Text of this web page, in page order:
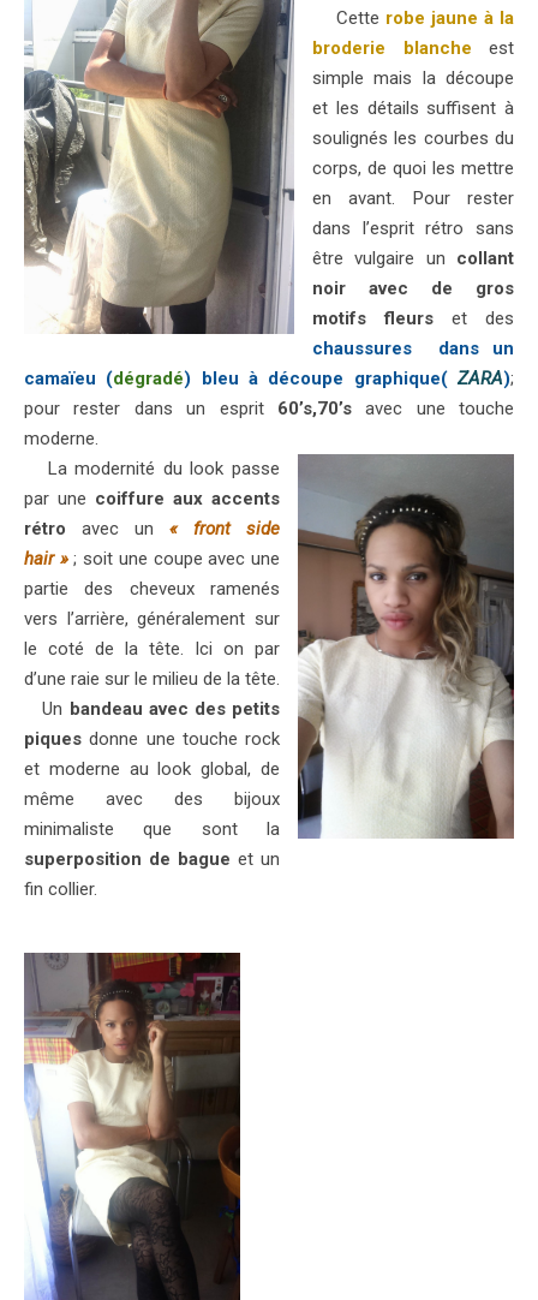
Cette robe jaune à la
broderie blanche est
simple mais la découpe
et les détails suffisent à
soulignés les courbes du
corps, de quoi les mettre
en avant. Pour rester
dans l’esprit rétro sans
être vulgaire un collant
noir avec de gros
motifs fleurs et des
chaussures dans un
camaïeu (dégradé) bleu à découpe graphique(ZARA);
pour rester dans un esprit 60’s,70’savec une touche
moderne.
La modernité du look passe
par une coiffure aux accents
rétro avec un « front side
hair »; soit une coupe avec une
partie des cheveux ramenés
vers l’arrière, généralement sur
le coté de la tête. Ici on par
d’une raie sur le milieu de la tête.
Un bandeau avec des petits
piques donne une touche rock
et moderne au look global, de
même avec des bijoux
minimaliste que sont la
superposition de bague et un
fin collier.